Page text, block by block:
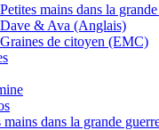
Petites mains dans la
Dave & Ava (Anglais)
Graines de citoyen (EMC)
mains dans la grande